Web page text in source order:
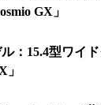
GX」
：15.4型ワイ